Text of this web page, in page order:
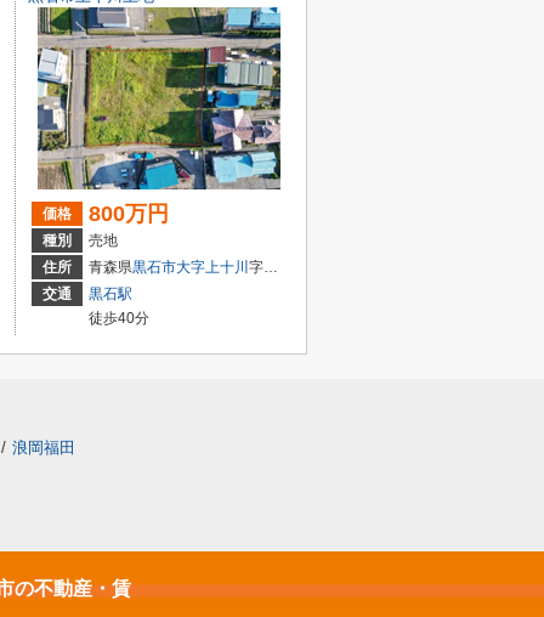
価格 800万円
種別
売地
住所
青森県黒石市大字上十川 字大野一番
交通
黒石駅
徒歩40分
/ 浪岡福田
の不動産・賃